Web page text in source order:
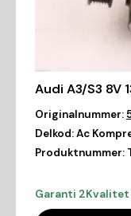
Audi A3/S3 8V
Originalnummer:
Delkod:Ac
Produktnummer:
Garanti 2Kvalitet